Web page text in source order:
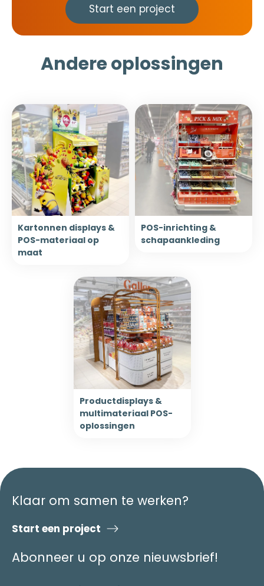
Start een project
Andere oplossingen
Kartonnen displays &
POS-materiaal op
maat
POS-inrichting &
schapaankleding
Productdisplays &
multimateriaal POS-
oplossingen
Klaar om samen te werken?
Start een project
Abonneer u op onze nieuwsbrief!